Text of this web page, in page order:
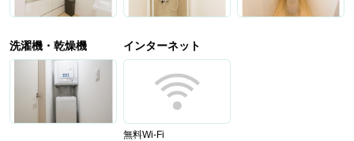
洗濯機・乾燥機 インターネット
無料Wi-Fi